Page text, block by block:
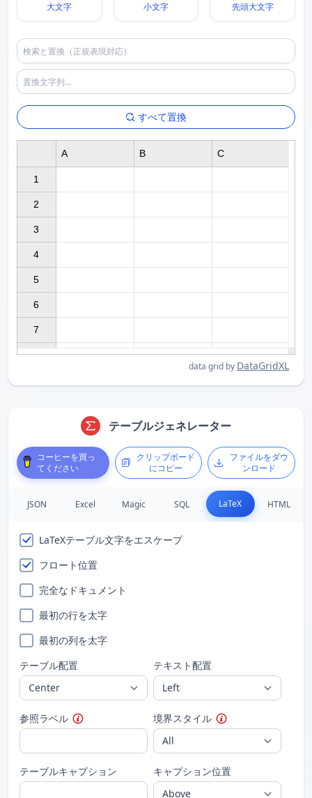
大文字 小文字 先頭大文字
すべて置換
data grid by DataGridXL
1
2
3
4
5
6
7
A B C
テーブルジェネレーター
コーヒーを買っ
てください
クリップボード
にコピー
ファイルをダウ
ンロード
JSON Excel Magic SQL LaTeX HTML
LaTeXテーブル文字をエスケープ
フロート位置
完全なドキュメント
最初の行を太字
最初の列を太字
テーブル配置
テキスト配置
参照ラベル 境界スタイル
テーブルキャプション キャプション位置